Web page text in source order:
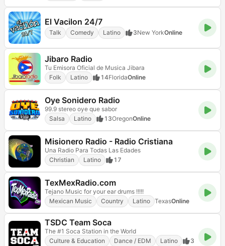
El Vacilon 24/7
Talk Comedy Latino 3New YorkOnline
Jibaro Radio
Tu Emisora Oficial de Musica Jibara
Folk
Latino 14FloridaOnline
Oye Sonidero Radio
99.9 stereo oye que sabor
Salsa
Latino 13OregonOnline
Misionero Radio - Radio Cristiana
Una Radio Para Todas Las Edades
Christian
Latino 17
TexMexRadio.com
Tejano Music for your ear drums !!!!!
Mexican Music
Country Latino TexasOnline
TSDC Team Soca
The #1 Soca Station in the World
Culture & Education
Dance / EDM Latino
3